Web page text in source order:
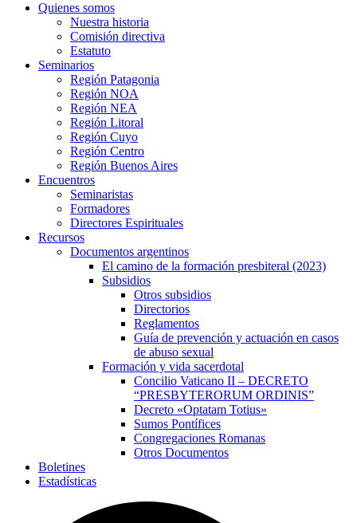
Quienes somos
Nuestra historia
Comisión directiva
Estatuto
Seminarios
Región Patagonia
Región NOA
Región NEA
Región Litoral
Región Cuyo
Región Centro
Región Buenos Aires
Encuentros
Seminaristas
Formadores
Directores Espirituales
Recursos
Documentos argentinos
El camino de la formación presbiteral (2023)
Subsidios
Otros subsidios
Directorios
Reglamentos
Guía de prevención y actuación en casos
de abuso sexual
Formación y vida sacerdotal
Concilio Vaticano II – DECRETO
“PRESBYTERORUM ORDINIS”
Decreto «Optatam Totius»
Sumos Pontífices
Congregaciones Romanas
Otros Documentos
Boletines
Estadísticas